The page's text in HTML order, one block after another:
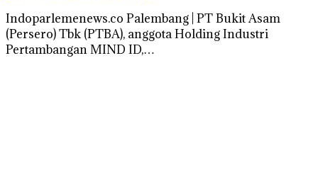
Indoparlemenews.co Palembang | PT Bukit Asam
(Persero) Tbk (PTBA), anggota Holding Industri
Pertambangan MIND ID,…